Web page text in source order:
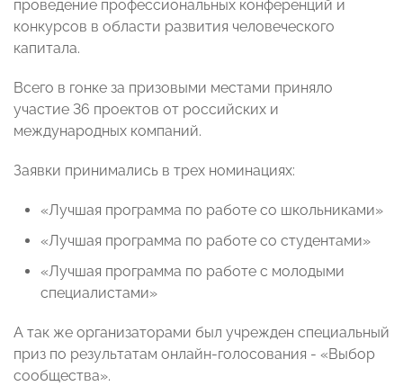
проведение профессиональных конференций и
конкурсов в области развития человеческого
капитала.
Всего в гонке за призовыми местами приняло
участие 36 проектов от российских и
международных компаний.
Заявки принимались в трех номинациях:
«Лучшая программа по работе со школьниками»
«Лучшая программа по работе со студентами»
«Лучшая программа по работе с молодыми
специалистами»
А так же организаторами был учрежден специальный
приз по результатам онлайн-голосования - «Выбор
сообщества».